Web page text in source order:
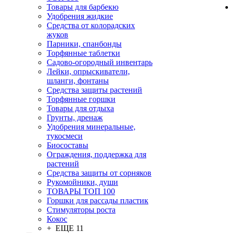
Товары для барбекю
Удобрения жидкие
Средства от колорадских
жуков
Парники, спанбонды
Торфянные таблетки
Садово-огородный инвентарь
Лейки, опрыскиватели,
шланги, фонтаны
Средства защиты растений
Торфянные горшки
Товары для отдыха
Грунты, дренаж
Удобрения минеральные,
тукосмеси
Биосоставы
Ограждения, поддержка для
растений
Средства защиты от сорняков
Рукомойники, души
ТОВАРЫ ТОП 100
Горшки для рассады пластик
Стимуляторы роста
Кокос
+ ЕЩЕ 11